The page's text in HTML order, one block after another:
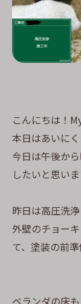
こんにちは！
本日はあいにく
今日は午後か
したいと思いま
昨日は高圧洗
外壁のチョー
て、塗装の前
ベランダの床